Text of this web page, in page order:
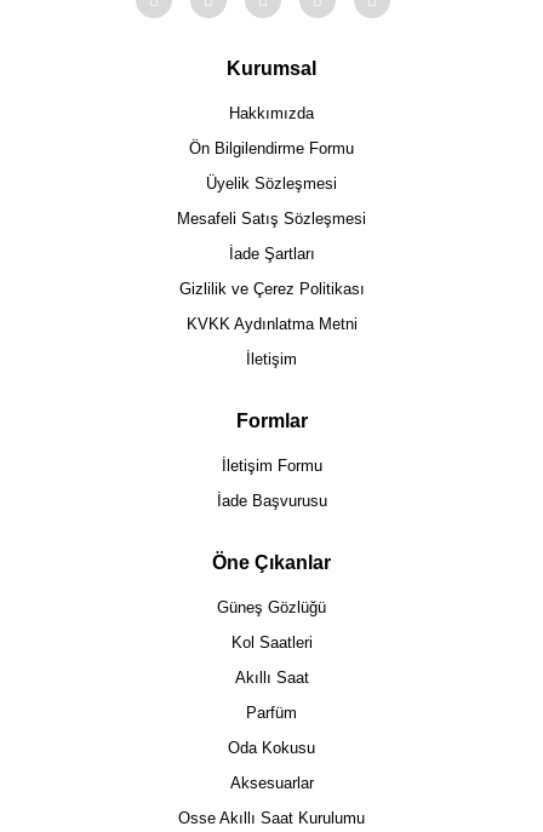
Kurumsal
Hakkımızda
Ön Bilgilendirme Formu
Üyelik Sözleşmesi
Mesafeli Satış Sözleşmesi
İade Şartları
Gizlilik ve Çerez Politikası
KVKK Aydınlatma Metni
İletişim
Formlar
İletişim Formu
İade Başvurusu
Öne Çıkanlar
Güneş Gözlüğü
Kol Saatleri
Akıllı Saat
Parfüm
Oda Kokusu
Aksesuarlar
Osse Akıllı Saat Kurulumu